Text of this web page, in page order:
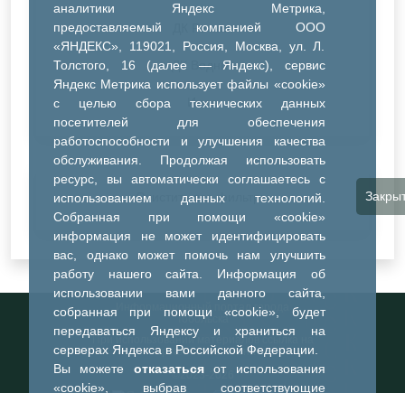
аналитики Яндекс Метрика,
предоставляемый компанией ООО
«ЯНДЕКС», 119021, Россия, Москва, ул. Л.
Толстого, 16 (далее — Яндекс), сервис
Яндекс Метрика использует файлы «cookie»
с целью сбора технических данных
посетителей для обеспечения
работоспособности и улучшения качества
обслуживания. Продолжая использовать
ресурс, вы автоматически соглашаетесь с
использованием данных технологий.
Собранная при помощи «cookie»
информация не может идентифицировать
вас, однако может помочь нам улучшить
работу нашего сайта. Информация об
использовании вами данного сайта,
собранная при помощи «cookie», будет
передаваться Яндексу и храниться на
серверах Яндекса в Российской Федерации.
Вы можете отказатьсяот использования
«cookie», выбрав соответствующие
ДК Речник
ДК Водник
Иное
Очистить все фильтры
Информационный портал города
Тобольска
При использовании материалов ссылка на
портал обязательна
©2023-2026